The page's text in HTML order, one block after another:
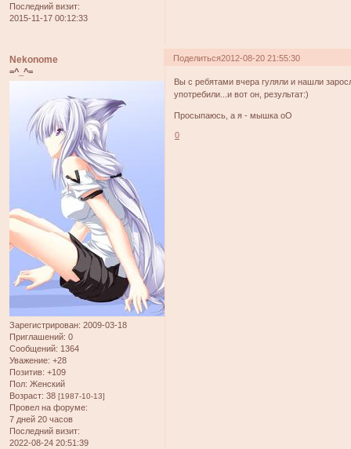
Последний визит:
2015-11-17 00:12:33
Поделиться2012-08-20 21:55:30
Nekonome
=^_^=
Зарегистрирован: 2009-03-18
Приглашений: 0
Сообщений: 1364
Уважение: +28
Позитив: +109
Пол: Женский
Возраст: 38 [1987-10-13]
Провел на форуме:
7 дней 20 часов
Последний визит:
2022-08-24 20:51:39
Вы с ребятами вчера гуляли и нашли
употребили...и вот он, результат:)
Просыпаюсь, а я - мышка оО
0